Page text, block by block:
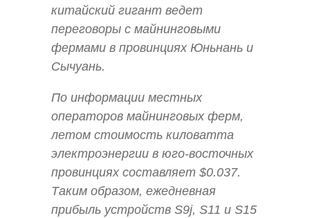
китайский гигант ведет
переговоры с майнинговыми
фермами в провинциях Юньнань и
Сычуань.
По информации местных
операторов майнинговых ферм,
летом стоимость киловатта
электроэнергии в юго-восточных
провинциях составляет $0.037.
Таким образом, ежедневная
прибыль устройств S9j, S11 и S15